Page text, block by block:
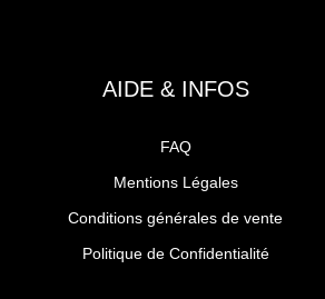
AIDE & INFOS
FAQ
Mentions Légales
Conditions générales de vente
Politique de Confidentialité